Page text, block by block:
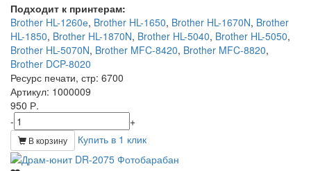
Подходит к принтерам:
Brother HL-1260е, Brother HL-1650, Brother HL-1670N, Brother
HL-1850, Brother HL-1870N, Brother HL-5040, Brother HL-5050,
Brother HL-5070N, Brother MFC-8420, Brother MFC-8820,
Brother DCP-8020
Ресурс печати, стр: 6700
Артикул: 1000009
950 Р.
-
+
В корзину Купить в 1 клик